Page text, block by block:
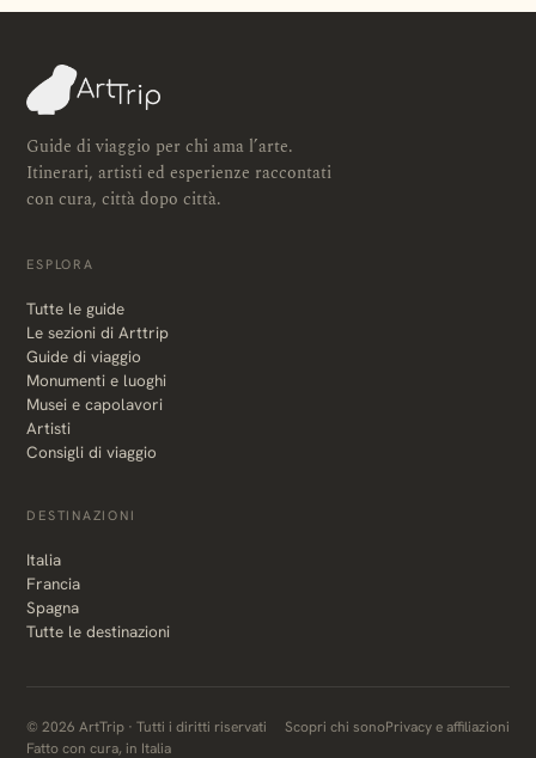
Guide di viaggio per chi ama l’arte.
Itinerari, artisti ed esperienze raccontati
con cura, città dopo città.
ESPLORA
Tutte le guide
Le sezioni di Arttrip
Guide di viaggio
Monumenti e luoghi
Musei e capolavori
Artisti
Consigli di viaggio
DESTINAZIONI
Italia
Francia
Spagna
Tutte le destinazioni
© 2026 ArtTrip · Tutti i diritti riservati Scopri chi sonoPrivacy e affiliazioni
Fatto con cura, in Italia